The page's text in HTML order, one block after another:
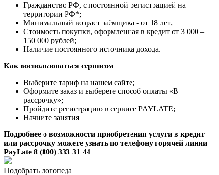
Гражданство РФ, с постоянной регистрацией на
территории РФ*;
Минимальный возраст заёмщика - от 18 лет;
Стоимость покупки, оформленная в кредит от 3 000 –
150 000 рублей;
Наличие постоянного источника дохода.
Как воспользоваться сервисом
Выберите тариф на нашем сайте;
Оформите заказ и выберете способ оплаты «В
рассрочку»;
Пройдите регистрацию в сервисе PAYLATE;
Начните занятия
Подробнее о возможности приобретения услуги в кредит
или рассрочку можете узнать по телефону горячей линии
PayLate 8 (800) 333-31-44
Подобрать логопеда